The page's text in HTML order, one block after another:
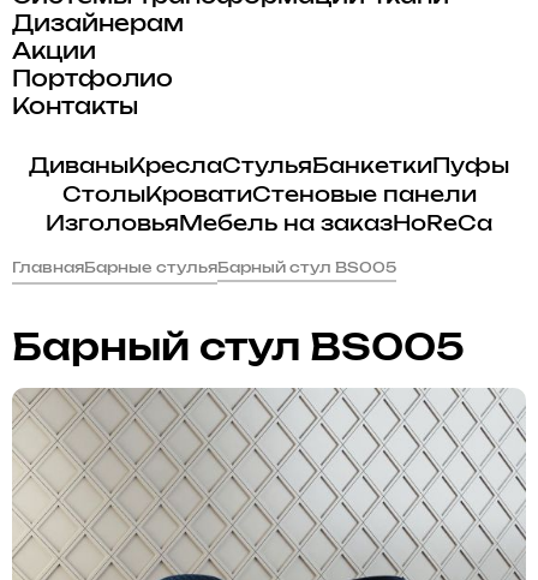
Дизайнерам
Акции
Портфолио
Контакты
ДиваныКреслаСтульяБанкеткиПуфы
СтолыКроватиСтеновые панели
Изголовья Мебель на заказHoReCa
ГлавнаяБарные стульяБарный стул BS005
Барный стул BS005